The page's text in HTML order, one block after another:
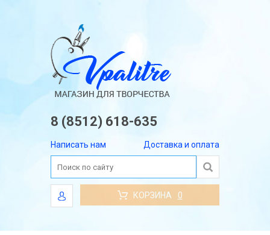
8 (8512) 618-635
Написать нам Доставка и оплата
КОРЗИНА 0